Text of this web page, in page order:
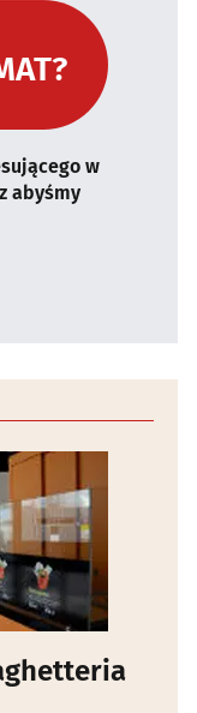
w
abyśmy